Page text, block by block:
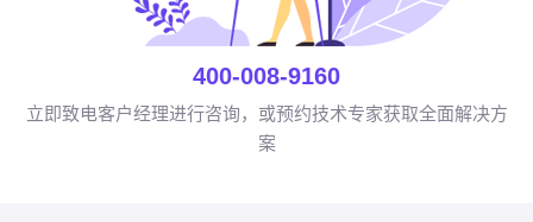
400-008-9160
立即致电客户经理进行咨询，或预约技术专家获取全面解决方
案